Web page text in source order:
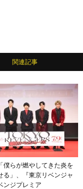
関連記事
僕らが燃やしてきた炎を
る」、『東京リベンジャ
ンジプレミア